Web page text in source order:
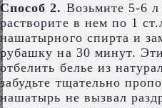
Способ 2. Возьмите 5-6 л
растворите в нем по 1
нашатырного спирта и
рубашку на 30 минут.
отбелить белье из
забудьте тщательно
нашатырь не вызвал